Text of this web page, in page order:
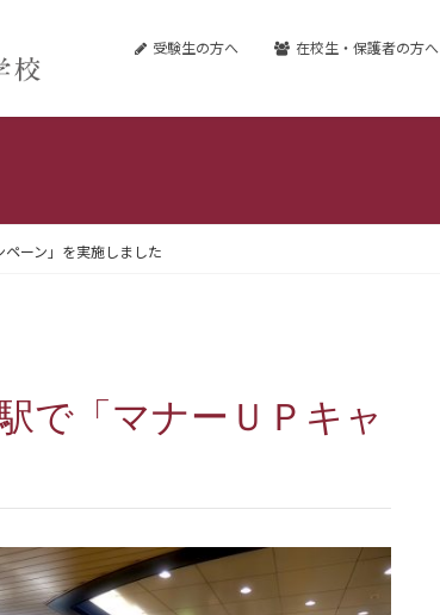
受験生の方へ 在校生・保護者の方へ
ーン」を実施しました